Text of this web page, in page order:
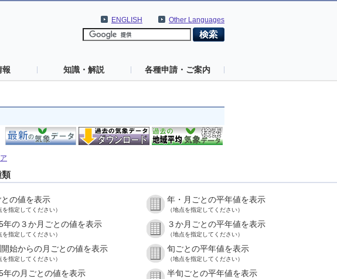
Other Languages
ENGLISH
報 知識・解説 各種申請・ご案内
類
の値を表示
を指定してください）
年・月ごとの平年値を表示
（地点を指定してください）
年の３か月ごとの値を表示
を指定してください）
３か月ごとの平年値を表示
（地点を指定してください）
始からの月ごとの値を表示
を指定してください）
旬ごとの平年値を表示
（地点を指定してください）
年の月ごとの値を表示 半旬ごとの平年値を表示